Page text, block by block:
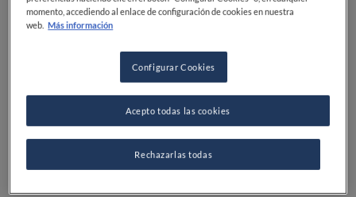
CERRADO Abre elLunes, 13:45-17:00, 20:30-21:15
VER HORARIOS
momento, accediendo al enlace de configuración de cookies en nuestra
web. Más información
Configurar Cookies
Rechazarlas todas
Acepto todas las cookies